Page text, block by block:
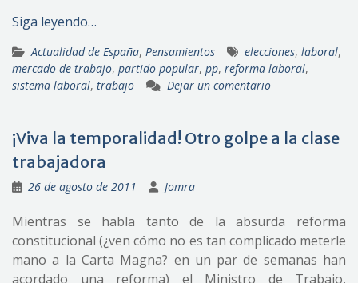
Siga leyendo…
Actualidad de España, Pensamientos elecciones, laboral,
mercado de trabajo, partido popular, pp, reforma laboral,
sistema laboral, trabajo Dejar un comentario
¡Viva la temporalidad! Otro golpe a la clase
trabajadora
26 de agosto de 2011 Jomra
Mientras se habla tanto de la absurda reforma
constitucional (¿ven cómo no es tan complicado meterle
mano a la Carta Magna? en un par de semanas han
acordado una reforma) el Ministro de Trabajo,